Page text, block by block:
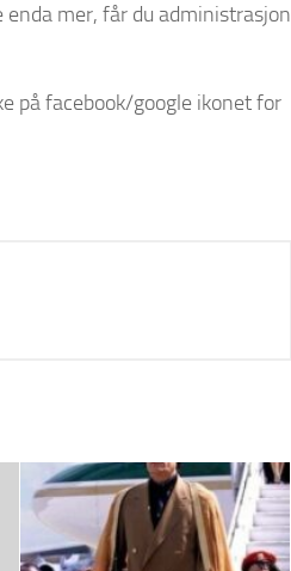
mer, får du administrasjon
på facebook/google ikonet for